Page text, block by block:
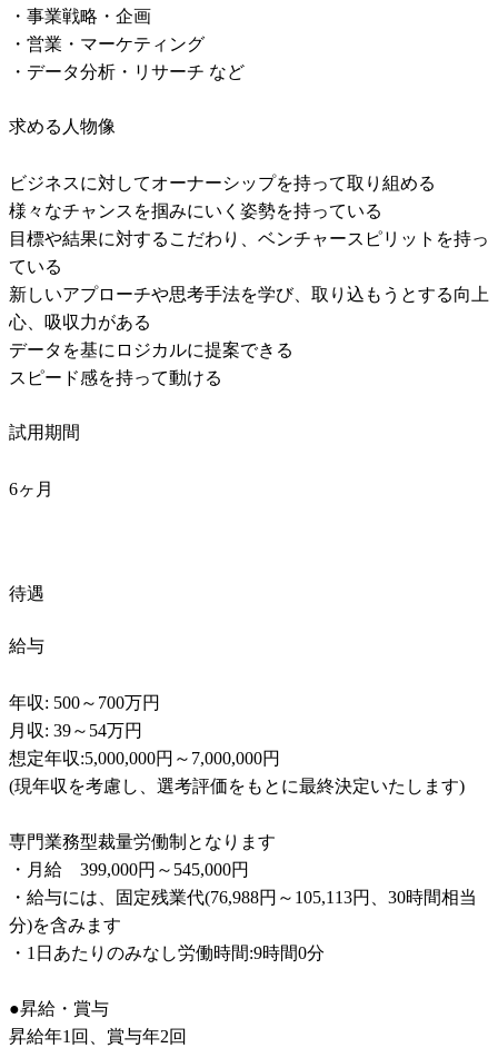
・事業戦略・企画
・営業・マーケティング
求める人物像
ビジネスに対してオーナーシップを持って取り組める
様々なチャンスを掴みにいく姿勢を持っている
目標や結果に対するこだわり、ベンチャースピリットを持っ
ている
新しいアプローチや思考手法を学び、取り込もうとする向上
心、吸収力がある
データを基にロジカルに提案できる
スピード感を持って動ける
試用期間
6ヶ月
待遇
給与
年収: 500～700万円
月収: 39～54万円
想定年収:5,000,000円～7,000,000円
(現年収を考慮し、選考評価をもとに最終決定いたします)
専門業務型裁量労働制となります
・月給	399,000円～545,000円
・給与には、固定残業代(76,988円～105,113円、30時間相当
分)を含みます
・1日あたりのみなし労働時間:9時間0分
●昇給・賞与
昇給年1回、賞与年2回